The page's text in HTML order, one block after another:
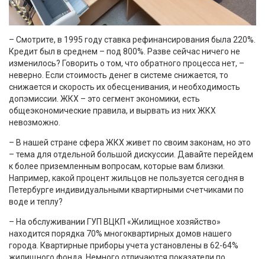
– Смотрите, в 1995 году ставка рефинансирования была 220%.
Кредит был в среднем – под 800%. Разве сейчас ничего не
изменилось? Говорить о том, что обратного процесса нет, –
неверно. Если стоимость денег в системе снижается, то
снижается и скорость их обесценивания, и необходимость
допэмиссии. ЖКХ – это сегмент экономики, есть
общеэкономические правила, и вырвать из них ЖКХ
невозможно.
– В нашей стране сфера ЖКХ живет по своим законам, но это
– тема для отдельной большой дискуссии. Давайте перейдем
к более приземленным вопросам, которые вам близки.
Например, какой процент жильцов не пользуется сегодня в
Петербурге индивидуальными квартирными счетчиками по
воде и теплу?
– На обслуживании ГУП ВЦКП «Жилищное хозяйство»
находится порядка 70% многоквартирных домов нашего
города. Квартирные приборы учета установлены в 62-64%